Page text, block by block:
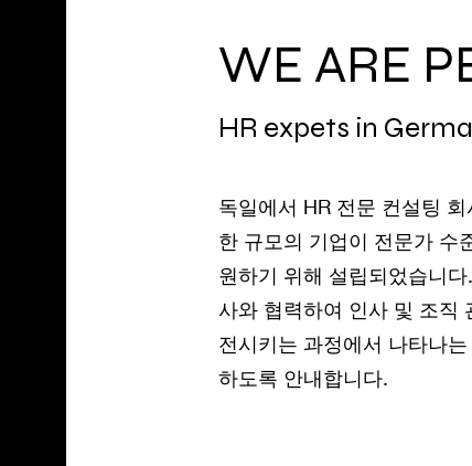
WE ARE
HR expets in
독일에서 HR 전문 컨설팅
한 규모의 기업이 전문가 수
원하기 위해 설립되었습니
사와 협력하여 인사 및 조직
전시키는 과정에서 나타나
하도록 안내합니다.